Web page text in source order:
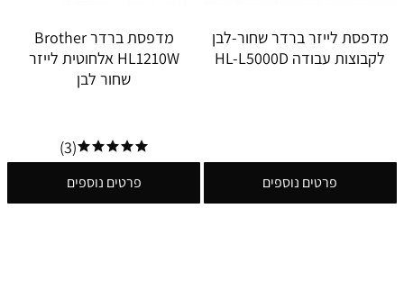
מדפסת לייזר ברדר שחור-לבן
לקבוצות עבודה HL-L5000D
פרטים נוספים
מדפסת ברדר Brother
HL1210W אלחוטית לייזר
שחור לבן
(3)
פרטים נוספים